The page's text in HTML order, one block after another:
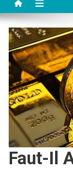
Faut-Il